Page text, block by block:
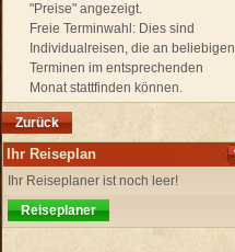
"Preise" angezeigt.
Freie Terminwahl: Dies sind
Individualreisen, die an beliebigen
Terminen im entsprechenden
Monat stattfinden können.
Zurück
Ihr Reiseplan
Ihr Reiseplaner ist noch leer!
Reiseplaner